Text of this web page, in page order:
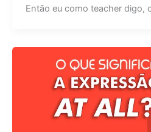
Então eu como teacher digo,